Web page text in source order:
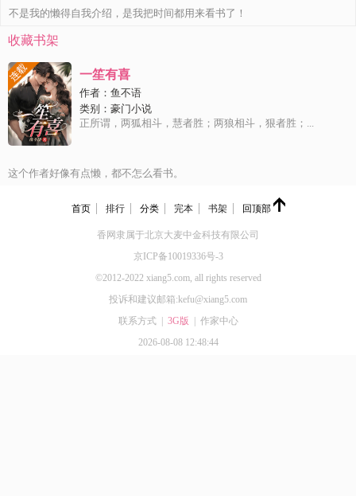
yan26529
yan26529 订阅了《占欲》
平煜……高霞订阅了《金牌甜妻，总裁宠婚1314》
平煜……高霞
香姐17574订阅了 《神医毒妃：病娇王爷别装了 》
香姐17574订阅了《神医毒妃：病娇王爷别装了 》
订阅了《离婚后，我继承了亿万财产》
不是我的懒得自我介绍，是我把时间都用来看书了！
收藏书架
一笙有喜
作者： 鱼不语
类别： 豪门小说
正所谓，两狐相斗，慧者胜；两狼相斗，狠者胜；...
这个作者好像有点懒，都不怎么看书。
首页 排行 分类 完本 书架 回顶部
香网隶属于北京大麦中金科技有限公司
京ICP备10019336号-3
©2012-2022 xiang5.com, all rights reserved
投诉和建议邮箱:kefu@xiang5.com
联系方式| 3G版
作家中心
2026-08-08 12:48:44